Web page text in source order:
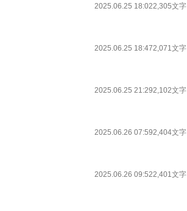
2025.06.25 18:022,305文字
2025.06.25 18:472,071文字
2025.06.25 21:292,102文字
2025.06.26 07:592,404文字
2025.06.26 09:522,401文字